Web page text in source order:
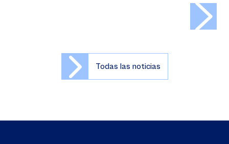
Todas las noticias